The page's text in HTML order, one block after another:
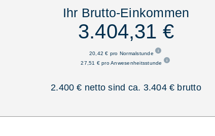
Ihr Brutto-Einkommen
3.404,31 €
20,42 € pro Normalstunde
27,51 € pro Anwesenheitsstunde
2.400 € netto sind ca. 3.404 € brutto